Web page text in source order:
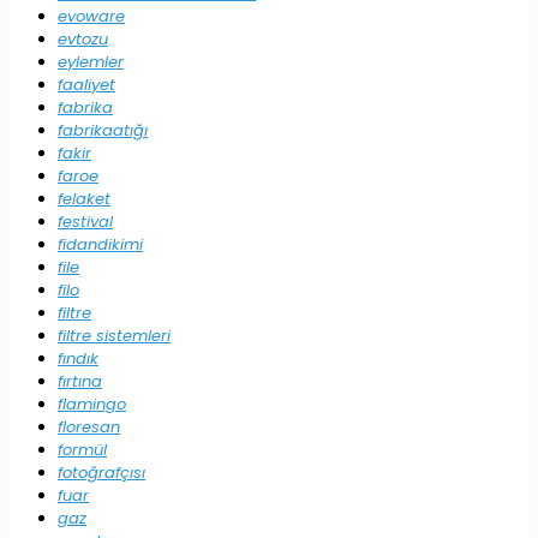
evoware
evtozu
eylemler
faaliyet
fabrika
fabrikaatığı
fakir
faroe
felaket
festival
fidandikimi
file
filo
filtre
filtre sistemleri
fındık
fırtına
flamingo
floresan
formül
fotoğrafçısı
fuar
gaz